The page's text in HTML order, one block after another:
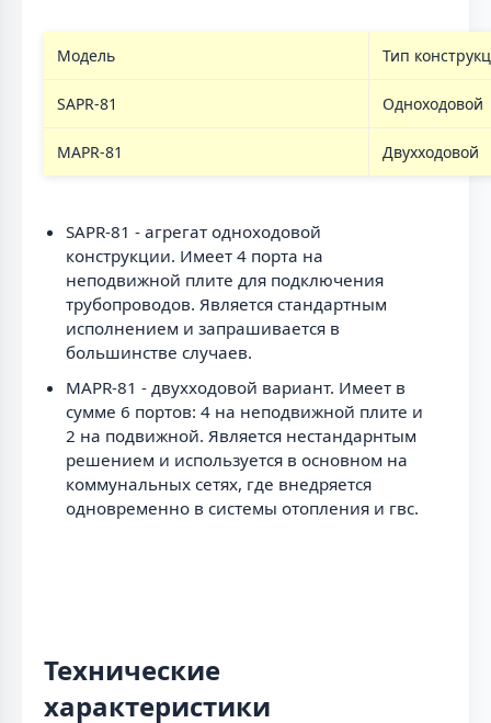
Модель Тип
SAPR-81 Одноходовой
MAPR-81 Двухходовой
SAPR-81 - агрегат одноходовой
конструкции. Имеет 4 порта на
неподвижной плите для подключения
трубопроводов. Является стандартным
исполнением и запрашивается в
большинстве случаев.
MAPR-81 - двухходовой вариант. Имеет в
сумме 6 портов: 4 на неподвижной плите и
2 на подвижной. Является нестандарнтым
решением и используется в основном на
коммунальных сетях, где внедряется
одновременно в системы отопления и гвс.
Технические
характеристики